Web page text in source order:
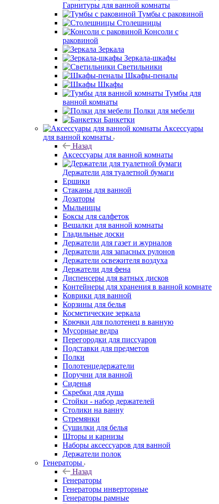
Гарнитуры для ванной комнаты
Тумбы с раковиной
Столешницы
Консоли с
раковиной
Зеркала
Зеркала-шкафы
Светильники
Шкафы-пеналы
Шкафы
Тумбы для
ванной комнаты
Полки для мебели
Банкетки
Аксессуары
для ванной комнаты
Назад
Аксессуары для ванной комнаты
Держатели для туалетной бумаги
Ершики
Стаканы для ванной
Дозаторы
Мыльницы
Боксы для салфеток
Вешалки для ванной комнаты
Гладильные доски
Держатели для газет и журналов
Держатели для запасных рулонов
Держатели освежителя воздуха
Держатели для фена
Диспенсеры для ватных дисков
Контейнеры для хранения в ванной комнате
Коврики для ванной
Корзины для белья
Косметические зеркала
Крючки для полотенец в ванную
Мусорные ведра
Перегородки для писсуаров
Подставки для предметов
Полки
Полотенцедержатели
Поручни для ванной
Сиденья
Скребки для душа
Стойки - набор держателей
Столики на ванну
Стремянки
Сушилки для белья
Шторы и карнизы
Наборы аксессуаров для ванной
Держатели полок
Генераторы
Назад
Генераторы
Генераторы инверторные
Генераторы рамные